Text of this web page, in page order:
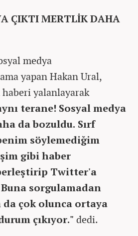
ÇIKTI MERTLİK DAHA
medya
yapan Hakan Ural,
haberi yalanlayarak
terane! Sosyal medya
da bozuldu. Sırf
söylemediğim
gibi haber
Twitter'a
sorgulamadan
çok olunca ortaya
çıkıyor." dedi.